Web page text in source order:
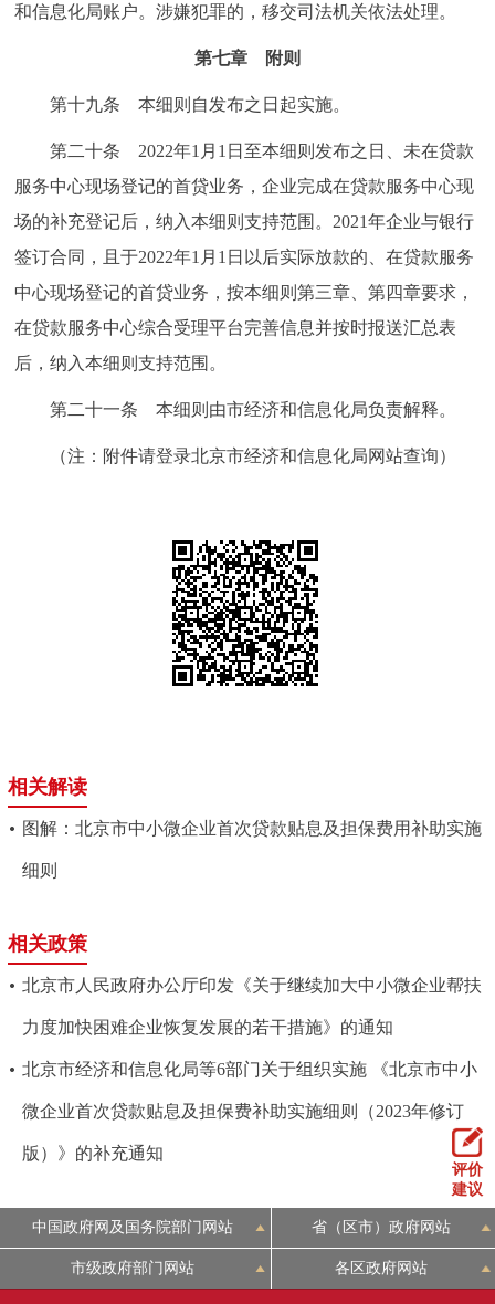
和信息化局账户。涉嫌犯罪的，移交司法机关依法处理。
第七章 附则
第十九条 本细则自发布之日起实施。
第二十条 2022年1月1日至本细则发布之日、未在贷款
服务中心现场登记的首贷业务，企业完成在贷款服务中心现
场的补充登记后，纳入本细则支持范围。2021年企业与银行
签订合同，且于2022年1月1日以后实际放款的、在贷款服务
中心现场登记的首贷业务，按本细则第三章、第四章要求，
在贷款服务中心综合受理平台完善信息并按时报送汇总表
后，纳入本细则支持范围。
第二十一条 本细则由市经济和信息化局负责解释。
（注：附件请登录北京市经济和信息化局网站查询）
相关解读
图解：北京市中小微企业首次贷款贴息及担保费用补助实施
细则
相关政策
北京市人民政府办公厅印发《关于继续加大中小微企业帮扶
力度加快困难企业恢复发展的若干措施》的通知
北京市经济和信息化局等6部门关于组织实施 《北京市中小
微企业首次贷款贴息及担保费补助实施细则（2023年修订
版）》的补充通知
评价
建议
中国政府网及国务院部门网站 省（区市）政府网站
市级政府部门网站 各区政府网站